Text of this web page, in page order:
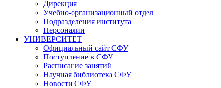
Дирекция
Учебно-организационный отдел
Подразделения института
Персоналии
УНИВЕРСИТЕТ
Официальный сайт СФУ
Поступление в СФУ
Расписание занятий
Научная библиотека СФУ
Новости СФУ